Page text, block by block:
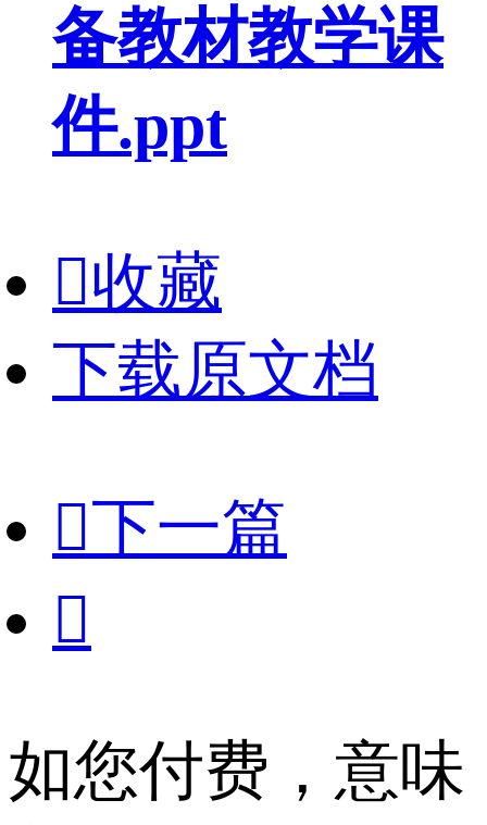
备教材教学课
件.ppt
收藏
下载原文档
下一篇

如您付费，意味